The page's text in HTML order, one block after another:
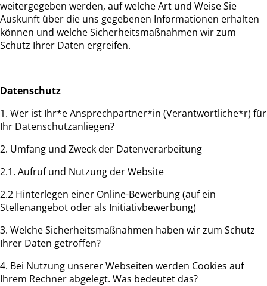
weitergegeben werden, auf welche Art und Weise Sie
Auskunft über die uns gegebenen Informationen erhalten
können und welche Sicherheitsmaßnahmen wir zum
Schutz Ihrer Daten ergreifen.
Datenschutz
1. Wer ist Ihr*e Ansprechpartner*in (Verantwortliche*r) für
Ihr Datenschutzanliegen?
2. Umfang und Zweck der Datenverarbeitung
2.1. Aufruf und Nutzung der Website
2.2 Hinterlegen einer Online-Bewerbung (auf ein
Stellenangebot oder als Initiativbewerbung)
3. Welche Sicherheitsmaßnahmen haben wir zum Schutz
Ihrer Daten getroffen?
4. Bei Nutzung unserer Webseiten werden Cookies auf
Ihrem Rechner abgelegt. Was bedeutet das?